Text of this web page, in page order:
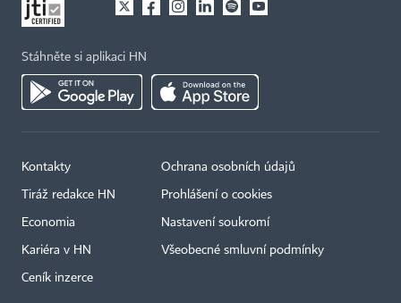
Stáhněte si aplikaci HN
Kontakty
Tiráž redakce HN
Economia
Kariéra v HN
Ceník inzerce
Ochrana osobních údajů
Prohlášení o cookies
Nastavení soukromí
Všeobecné smluvní podmínky